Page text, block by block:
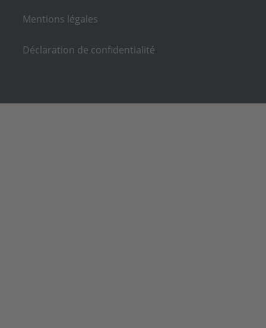
Mentions légales
Déclaration de confidentialité